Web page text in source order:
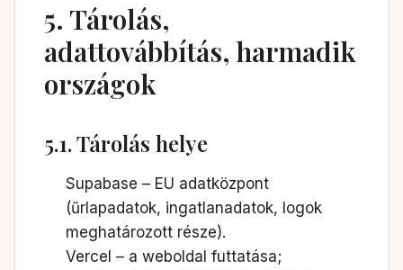
5. Tárolás,
adattovábbítás, harmadik
országok
5.1. Tárolás helye
Supabase – EU adatközpont
(űrlapadatok, ingatlanadatok, logok
meghatározott része).
Vercel – a weboldal futtatása;